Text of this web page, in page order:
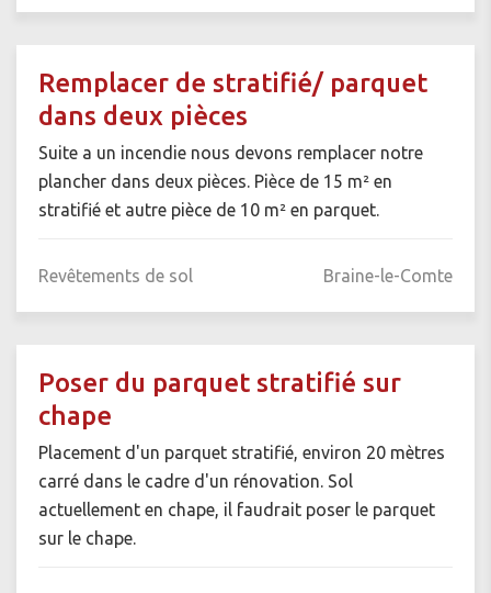
Remplacer de stratifié/ parquet
dans deux pièces
Suite a un incendie nous devons remplacer notre
plancher dans deux pièces. Pièce de 15 m² en
stratifié et autre pièce de 10 m² en parquet.
Revêtements de sol Braine-le-Comte
Poser du parquet stratifié sur
chape
Placement d'un parquet stratifié, environ 20 mètres
carré dans le cadre d'un rénovation. Sol
actuellement en chape, il faudrait poser le parquet
sur le chape.